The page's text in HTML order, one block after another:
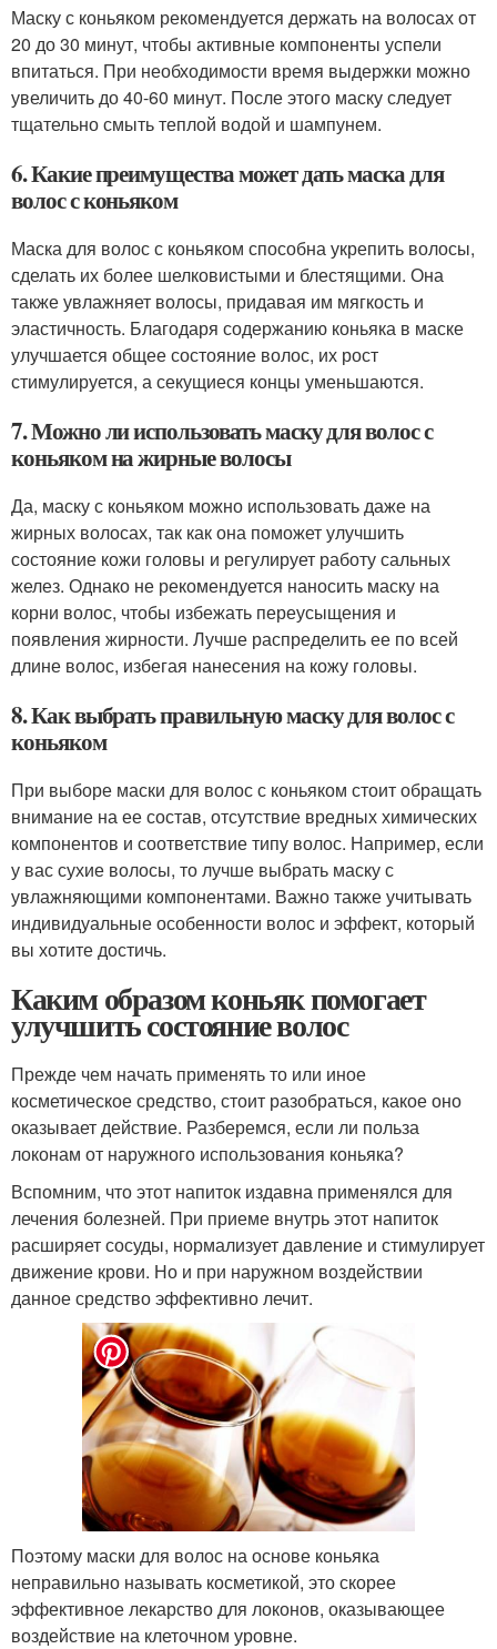
Маску с коньяком рекомендуется держать на волосах от
20 до 30 минут, чтобы активные компоненты успели
впитаться. При необходимости время выдержки можно
увеличить до 40-60 минут. После этого маску следует
тщательно смыть теплой водой и шампунем.
6. Какие преимущества может дать маска для
волос с коньяком
Маска для волос с коньяком способна укрепить волосы,
сделать их более шелковистыми и блестящими. Она
также увлажняет волосы, придавая им мягкость и
эластичность. Благодаря содержанию коньяка в маске
улучшается общее состояние волос, их рост
стимулируется, а секущиеся концы уменьшаются.
7. Можно ли использовать маску для волос с
коньяком на жирные волосы
Да, маску с коньяком можно использовать даже на
жирных волосах, так как она поможет улучшить
состояние кожи головы и регулирует работу сальных
желез. Однако не рекомендуется наносить маску на
корни волос, чтобы избежать переусыщения и
появления жирности. Лучше распределить ее по всей
длине волос, избегая нанесения на кожу головы.
8. Как выбрать правильную маску для волос с
коньяком
При выборе маски для волос с коньяком стоит обращать
внимание на ее состав, отсутствие вредных химических
компонентов и соответствие типу волос. Например, если
у вас сухие волосы, то лучше выбрать маску с
увлажняющими компонентами. Важно также учитывать
индивидуальные особенности волос и эффект, который
вы хотите достичь.
Каким образом коньяк помогает
улучшить состояние волос
Прежде чем начать применять то или иное
косметическое средство, стоит разобраться, какое оно
оказывает действие. Разберемся, если ли польза
локонам от наружного использования коньяка?
Вспомним, что этот напиток издавна применялся для
лечения болезней. При приеме внутрь этот напиток
расширяет сосуды, нормализует давление и стимулирует
движение крови. Но и при наружном воздействии
данное средство эффективно лечит.
Поэтому маски для волос на основе коньяка
неправильно называть косметикой, это скорее
эффективное лекарство для локонов, оказывающее
воздействие на клеточном уровне.